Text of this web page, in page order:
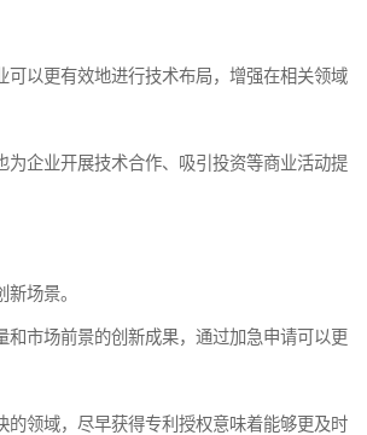
可以更有效地进行技术布局，增强在相关领域
为企业开展技术合作、吸引投资等商业活动提
场景。
和市场前景的创新成果，通过加急申请可以更
的领域，尽早获得专利授权意味着能够更及时